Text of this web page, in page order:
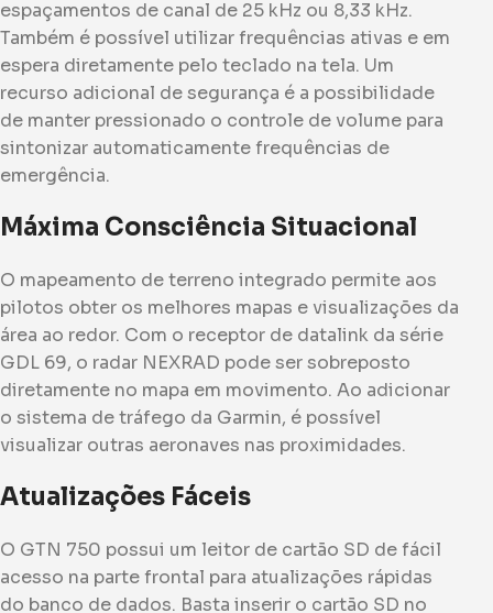
espaçamentos de canal de 25 kHz ou 8,33 kHz.
Também é possível utilizar frequências ativas e em
espera diretamente pelo teclado na tela. Um
recurso adicional de segurança é a possibilidade
de manter pressionado o controle de volume para
sintonizar automaticamente frequências de
emergência.
Máxima Consciência Situacional
O mapeamento de terreno integrado permite aos
pilotos obter os melhores mapas e visualizações da
área ao redor. Com o receptor de datalink da série
GDL 69, o radar NEXRAD pode ser sobreposto
diretamente no mapa em movimento. Ao adicionar
o sistema de tráfego da Garmin, é possível
visualizar outras aeronaves nas proximidades.
Atualizações Fáceis
O GTN 750 possui um leitor de cartão SD de fácil
acesso na parte frontal para atualizações rápidas
do banco de dados. Basta inserir o cartão SD no